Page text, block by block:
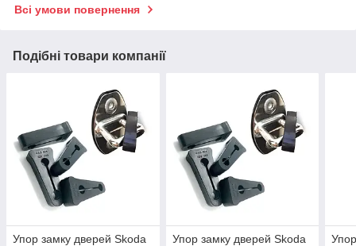
Всі умови повернення
Подібні товари компанії
Упор замку дверей Skoda
Упор замку дверей Skoda